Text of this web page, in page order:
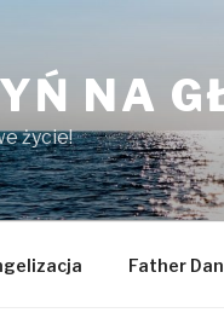
NA
życie!
Father